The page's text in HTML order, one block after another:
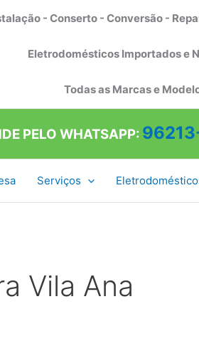
- Conserto - Conversão -
Eletrodomésticos Importados e
Todas as Marcas e
PELO WHATSAPP:
Serviços
Vila Ana